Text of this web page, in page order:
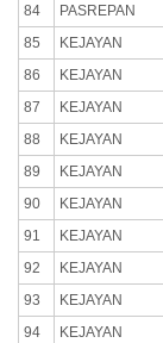
84
PASREPAN
85
KEJAYAN
86
KEJAYAN
87
KEJAYAN
88
KEJAYAN
89
KEJAYAN
90
KEJAYAN
91
KEJAYAN
92
KEJAYAN
93
KEJAYAN
94
KEJAYAN